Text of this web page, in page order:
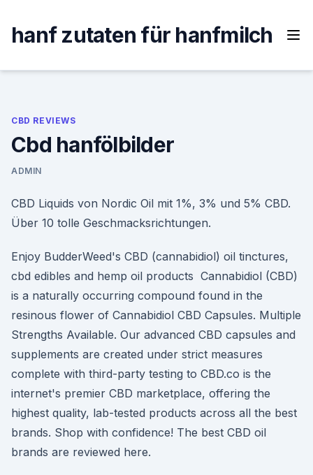
content
hanf zutaten für hanfmilch
CBD REVIEWS
Cbd hanfölbilder
ADMIN
CBD Liquids von Nordic Oil mit 1%, 3% und 5% CBD.
Über 10 tolle Geschmacksrichtungen.
Enjoy BudderWeed's CBD (cannabidiol) oil tinctures,
cbd edibles and hemp oil products Cannabidiol (CBD)
is a naturally occurring compound found in the
resinous flower of Cannabidiol CBD Capsules. Multiple
Strengths Available. Our advanced CBD capsules and
supplements are created under strict measures
complete with third-party testing to CBD.co is the
internet's premier CBD marketplace, offering the
highest quality, lab-tested products across all the best
brands. Shop with confidence! The best CBD oil
brands are reviewed here.